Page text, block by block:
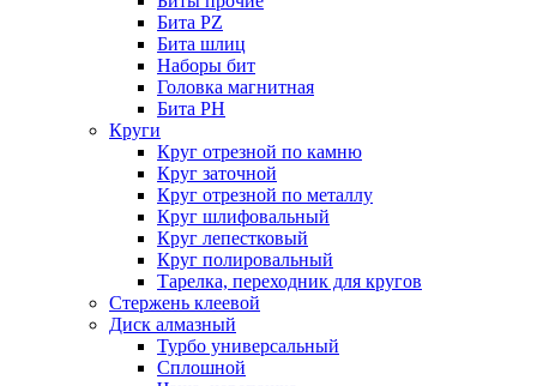
Бита PZ
Бита шлиц
Наборы бит
Головка магнитная
Бита PH
Круги
Круг отрезной по камню
Круг заточной
Круг отрезной по металлу
Круг шлифовальный
Круг лепестковый
Круг полировальный
Тарелка, переходник для кругов
Стержень клеевой
Диск алмазный
Турбо универсальный
Сплошной